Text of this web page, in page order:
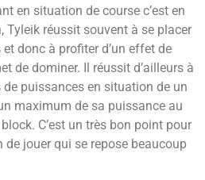
en situation de course c’est en
Tyleik réussit souvent à se placer
donc à profiter d’un effet de
de dominer. Il réussit d’ailleurs à
puissances en situation de un
maximum de sa puissance au
C’est un très bon point pour
jouer qui se repose beaucoup